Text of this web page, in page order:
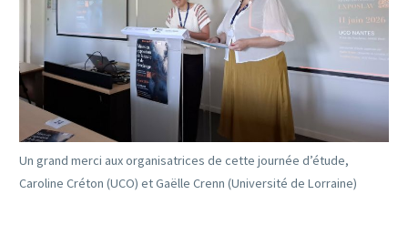
Un grand merci aux organisatrices de cette journée d’étude,
Caroline Créton (UCO) et Gaëlle Crenn (Université de Lorraine)